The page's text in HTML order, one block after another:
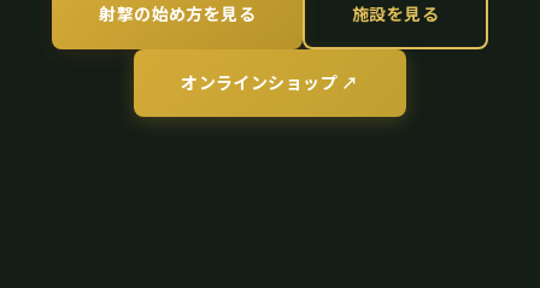
射撃の始め方を見る 施設を見る
オンラインショップ ↗